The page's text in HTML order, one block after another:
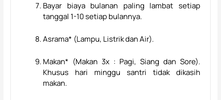
Bayar biaya bulanan paling lambat setiap
tanggal 1-10 setiap bulannya.
Asrama* (Lampu, Listrik dan Air).
Makan* (Makan 3x : Pagi, Siang dan Sore).
Khusus hari minggu santri tidak dikasih
makan.